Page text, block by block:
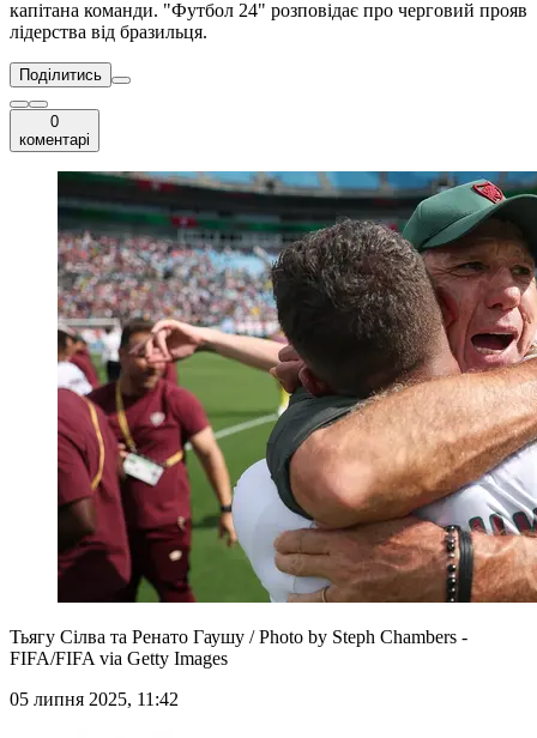
капітана команди. "Футбол 24" розповідає про черговий прояв
лідерства від бразильця.
Поділитись
0
коментарі
Тьягу Сілва та Ренато Гаушу / Photo by Steph Chambers -
FIFA/FIFA via Getty Images
05 липня 2025, 11:42